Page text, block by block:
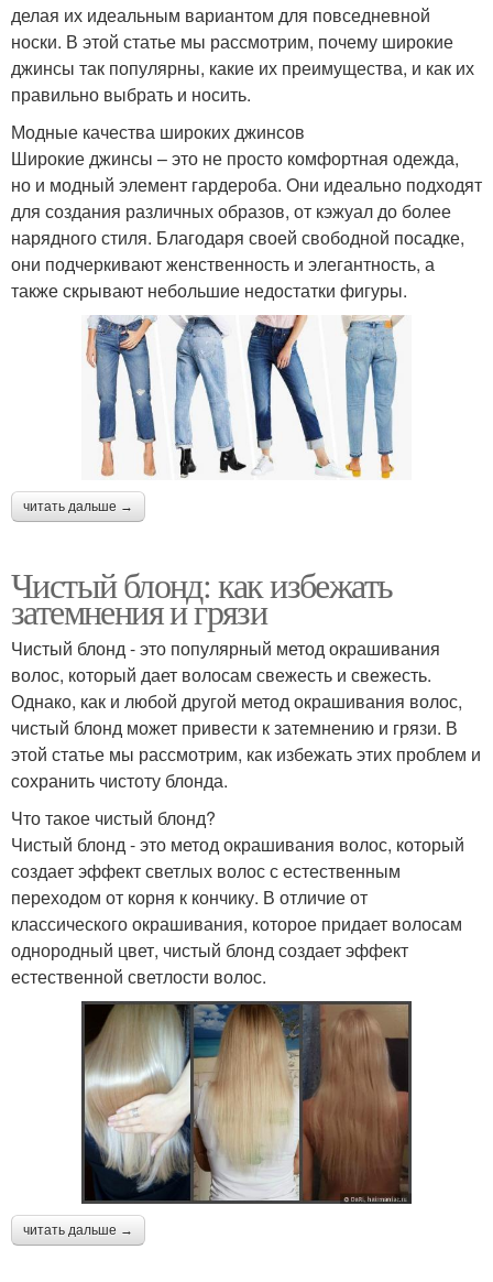
делая их идеальным вариантом для повседневной
носки. В этой статье мы рассмотрим, почему широкие
джинсы так популярны, какие их преимущества, и как их
правильно выбрать и носить.
Модные качества широких джинсов
Широкие джинсы – это не просто комфортная одежда,
но и модный элемент гардероба. Они идеально подходят
для создания различных образов, от кэжуал до более
нарядного стиля. Благодаря своей свободной посадке,
они подчеркивают женственность и элегантность, а
также скрывают небольшие недостатки фигуры.
читать дальше →
Чистый блонд: как избежать
затемнения и грязи
Чистый блонд - это популярный метод окрашивания
волос, который дает волосам свежесть и свежесть.
Однако, как и любой другой метод окрашивания волос,
чистый блонд может привести к затемнению и грязи. В
этой статье мы рассмотрим, как избежать этих проблем и
сохранить чистоту блонда.
Что такое чистый блонд?
Чистый блонд - это метод окрашивания волос, который
создает эффект светлых волос с естественным
переходом от корня к кончику. В отличие от
классического окрашивания, которое придает волосам
однородный цвет, чистый блонд создает эффект
естественной светлости волос.
читать дальше →